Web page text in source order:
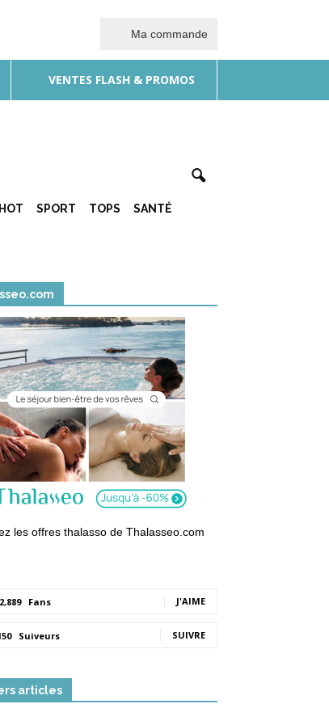
Ma commande
VENTES FLASH & PROMOS
SPORT TOPS SANTÉ
les offres thalasso de Thalasseo.com
Fans J'AIME
Suiveurs SUIVRE
articles